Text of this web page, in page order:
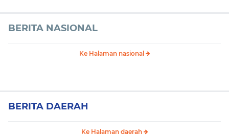
BERITA NASIONAL
Ke Halaman nasional
BERITA DAERAH
Ke Halaman daerah